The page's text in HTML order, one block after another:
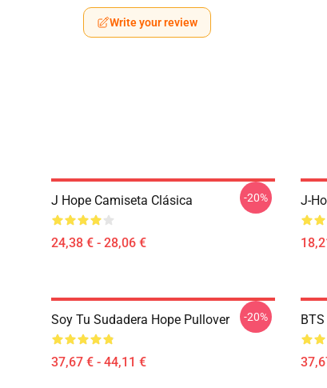
Write your review
J Hope Camiseta Clásica
24,38 € - 28,06 €
-20% J-
Soy Tu Sudadera Hope Pullover
37,67 € - 44,11 €
-20%